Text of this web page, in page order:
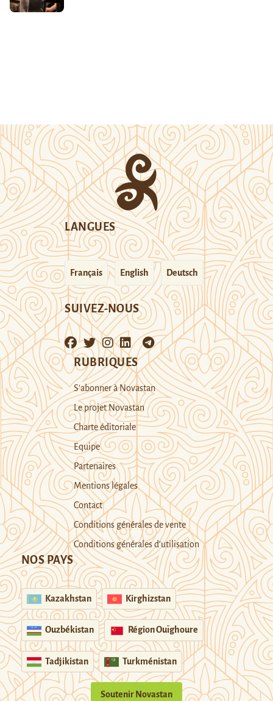
LANGUES
Français English Deutsch
SUIVEZ-NOUS
RUBRIQUES
S’abonner à Novastan
Le projet Novastan
Charte éditoriale
Equipe
Partenaires
Mentions légales
Contact
Conditions générales de vente
Conditions générales d’utilisation
NOS PAYS
Kazakhstan Kirghizstan
Ouzbékistan Région Ouïghoure
Tadjikistan Turkménistan
Soutenir Novastan